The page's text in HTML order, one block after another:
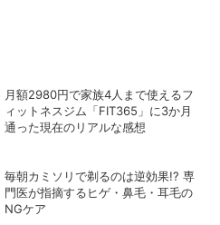
月額2980円で家族4人まで使えるフ
ィットネスジム「FIT365」に3か月
通った現在のリアルな感想
毎朝カミソリで剃るのは逆効果!? 専
門医が指摘するヒゲ・鼻毛・耳毛の
NGケア